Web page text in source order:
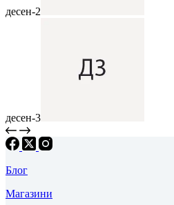
десен-2
десен-3
Блог
Магазини